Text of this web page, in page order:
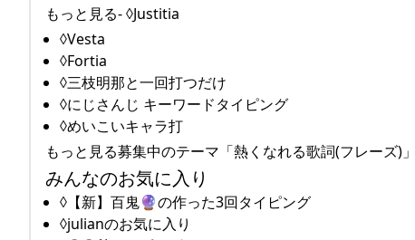
もっと見る- ◊Justitia
◊Vesta
◊Fortia
◊三枝明那と一回打つだけ
◊にじさんじ キーワードタイピング
◊めいこいキャラ打
もっと見る募集中のテーマ「熱くなれる歌詞(フレーズ
みんなのお気に入り
◊【新】百鬼🔮の作った3回タイピング
◊julianのお気に入り